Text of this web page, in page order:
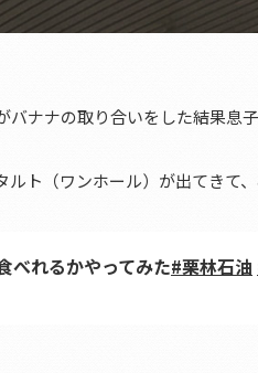
バナナの取り合いをした結果
ルト（ワンホール）が出てきて
べれるかやってみた#栗林石油